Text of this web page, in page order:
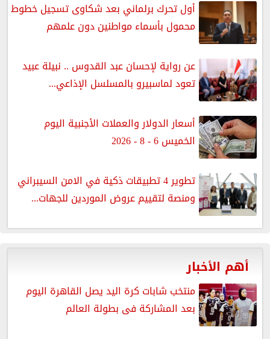
أول تحرك برلماني بعد شكاوى تسجيل خطوط
محمول بأسماء مواطنين دون علمهم
عن رواية لإحسان عبد القدوس .. نبيلة عبيد
تعود لماسبيرو بالمسلسل الإذاعي...
أسعار الدولار والعملات الأجنبية اليوم
الخميس 6 - 8 - 2026
تطوير 4 تطبيقات ذكية في الامن السيبراني
ومنصة لتقييم عروض الموردين للجهات...
أهم الأخبار
منتخب شابات كرة اليد يصل القاهرة اليوم
بعد المشاركة فى بطولة العالم